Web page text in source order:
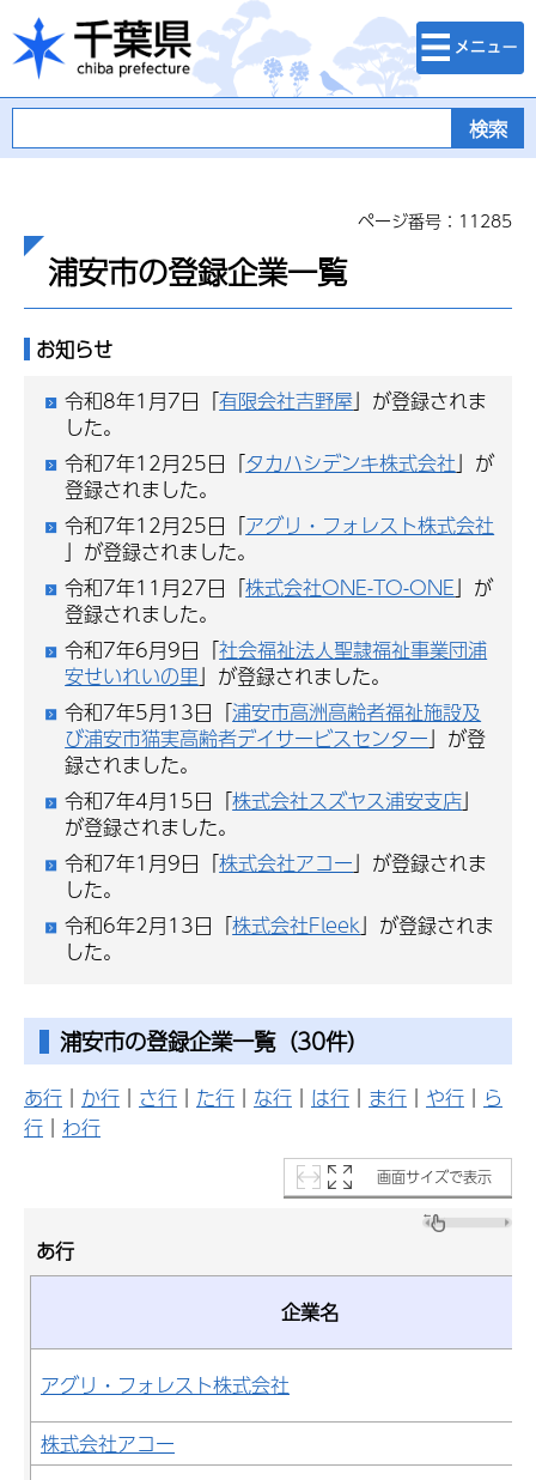
千葉県
検索・メニュ
ー
ページ番号：11285
浦安市の登録企業一覧
お知らせ
令和8年1月7日「有限会社吉野屋」が登録されま
した。
令和7年12月25日「タカハシデンキ株式会社」が
登録されました。
令和7年12月25日「アグリ・フォレスト株式会社
」が登録されました。
令和7年11月27日「株式会社ONE-TO-ONE」が
登録されました。
令和7年6月9日「社会福祉法人聖隷福祉事業団浦
安せいれいの里」が登録されました。
令和7年5月13日「浦安市高洲高齢者福祉施設及
び浦安市猫実高齢者デイサービスセンター」が登
録されました。
令和7年4月15日「株式会社スズヤス浦安支店」
が登録されました。
令和7年1月9日「株式会社アコー」が登録されま
した。
令和6年2月13日「株式会社Fleek」が登録されま
した。
浦安市の登録企業一覧（30件）
あ行 ｜ か行 ｜ さ行 ｜ た行 ｜ な行 ｜ は行 ｜ ま行 ｜ や行 ｜ ら
行 ｜ わ行
画面サイズで表示
あ行
企業名
アグリ・フォレスト株式会社
株式会社アコー